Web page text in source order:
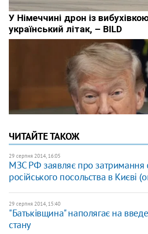
ЧИТАЙТЕ ТАКОЖ
29 серпня 2014, 16:05
МЗС РФ заявляє про затримання
російського посольства в Києві
29 серпня 2014, 15:40
"Батьківщина" наполягає на
стану